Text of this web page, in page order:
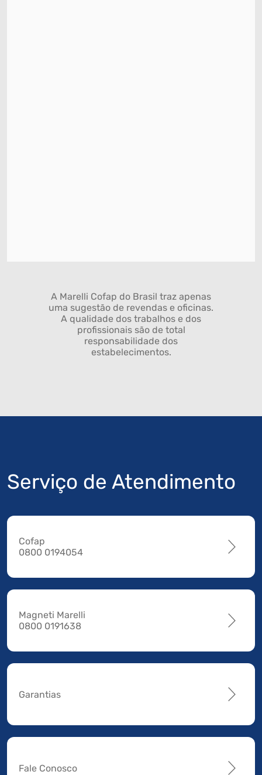
A Marelli Cofap do Brasil traz apenas
uma sugestão de revendas e oficinas.
A qualidade dos trabalhos e dos
profissionais são de total
responsabilidade dos
estabelecimentos.
Serviço de Atendimento
Cofap
0800 0194054
Magneti Marelli
0800 0191638
Garantias
Fale Conosco